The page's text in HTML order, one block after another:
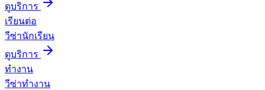
ดูบริการ
เรียนต่อ
วีซ่านักเรียน
ดูบริการ
ทำงาน
วีซ่าทำงาน